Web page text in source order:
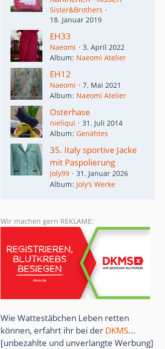
Sister&Brothers
18. Januar 2019
EH33
Naeomi
3. April 2022
Album Naeomi Atelier
EH12
Naeomi
7. Mai 2021
Album Naeomi Atelier
Osterhase
nieliqui
31. Juli 2014
Album Genähtes
35. Italy sportive Jacke
mit Paspolierung
Joly99
31. Januar 2026
Album Joly‘s Werke
Wir machen gern REKLAME:
Wie Wattestäbchen Leben retten
können, erfahrt ihr bei der DKMS...
[unbezahlte und unverlangte Werbung]